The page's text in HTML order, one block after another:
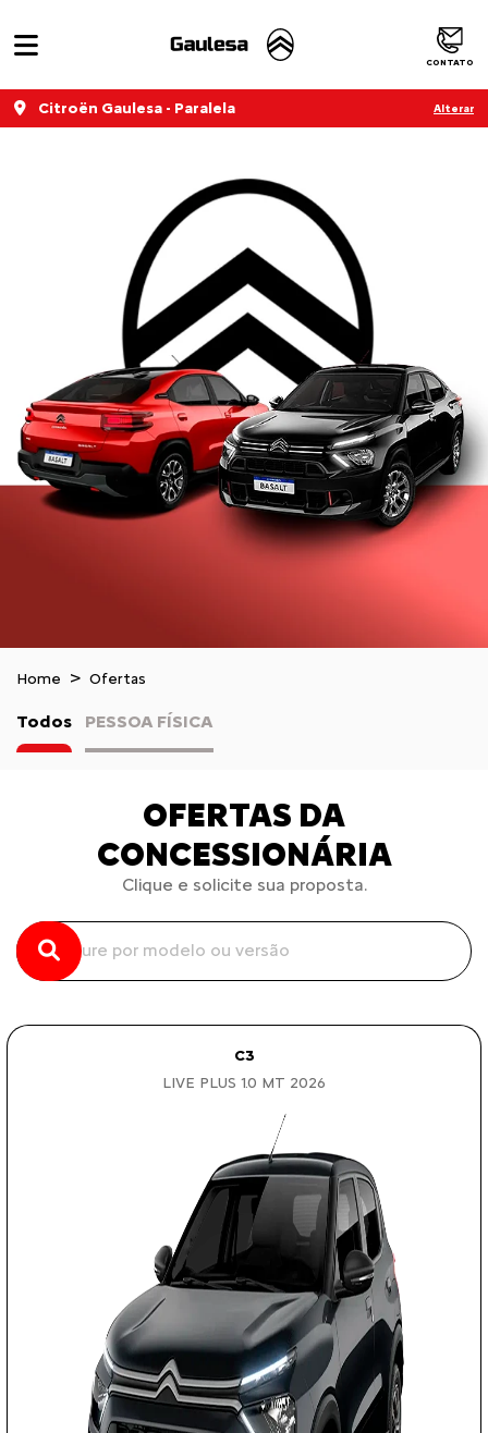
CONTATO
Citroën Gaulesa - Paralela Alterar
Home Ofertas
Todos PESSOA FÍSICA
OFERTAS DA
CONCESSIONÁRIA
Clique e solicite sua proposta.
C3
LIVE PLUS 1.0 MT 2026